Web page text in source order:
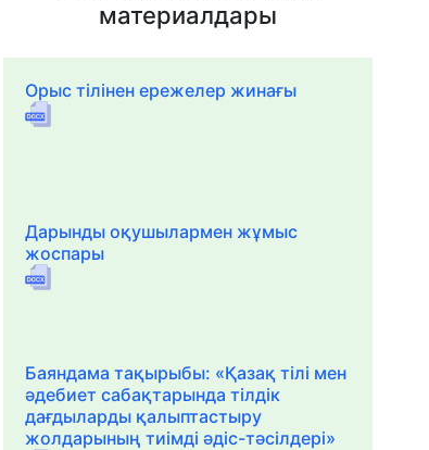
материалдары
Орыс тілінен ережелер жинағы
Дарынды оқушылармен жұмыс
жоспары
Баяндама тақырыбы: «Қазақ тілі мен
әдебиет сабақтарында тілдік
дағдыларды қалыптастыру
жолдарының тиімді әдіс-тәсілдері»